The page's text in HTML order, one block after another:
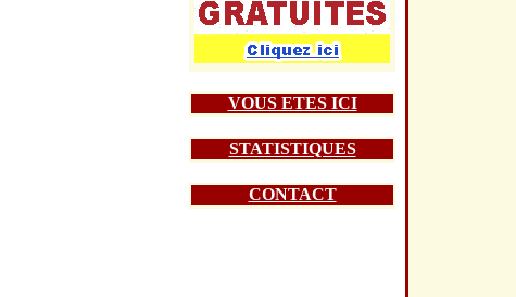
VOUS ETES ICI
STATISTIQUES
CONTACT